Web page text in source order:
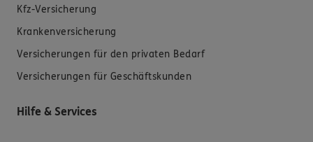
Kfz-Versicherung
Krankenversicherung
Versicherungen für den privaten Bedarf
Versicherungen für Geschäftskunden
Hilfe & Services